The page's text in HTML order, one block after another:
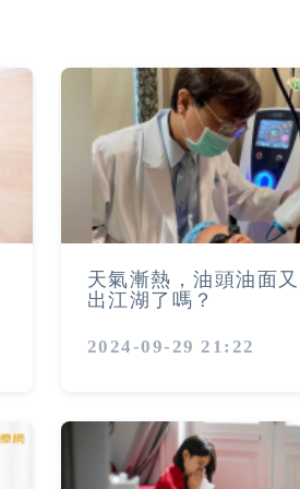
天氣漸熱，油頭油面
出江湖了嗎？
2024-09-29 21:22